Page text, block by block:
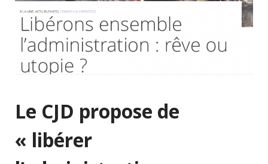
Le CJD propose de
« libérer